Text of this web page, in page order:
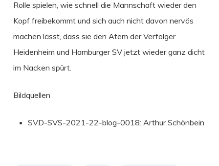
Rolle spielen, wie schnell die Mannschaft wieder den
Kopf freibekommt und sich auch nicht davon nervös
machen lässt, dass sie den Atem der Verfolger
Heidenheim und Hamburger SV jetzt wieder ganz dicht
im Nacken spürt.
Bildquellen
SVD-SVS-2021-22-blog-0018: Arthur Schönbein